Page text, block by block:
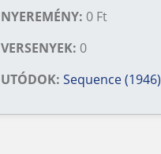
NYEREMÉNY: 0 Ft
VERSENYEK: 0
UTÓDOK: Sequence (1946)